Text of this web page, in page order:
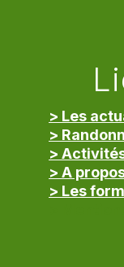
> Les
>
>
> A
> Les